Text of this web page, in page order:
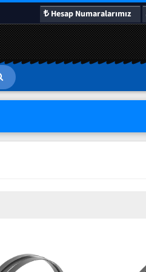
Hesap Numaralarımız
SÜRPRIZ